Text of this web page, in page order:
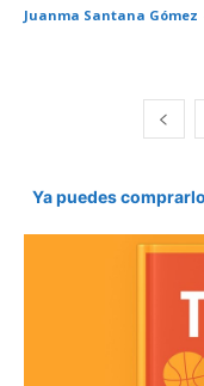
Juanma Santana Gómez
Ya puedes